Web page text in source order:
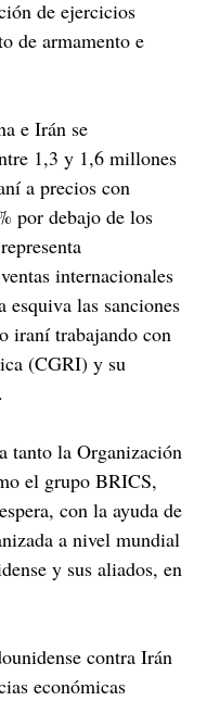
de ejercicios
de armamento e
e Irán se
1,3 y 1,6 millones
a precios con
por debajo de los
internacionales
las sanciones
iraní trabajando con
(CGRI) y su
tanto la Organización
el grupo BRICS,
con la ayuda de
a nivel mundial
y sus aliados, en
contra Irán
económicas